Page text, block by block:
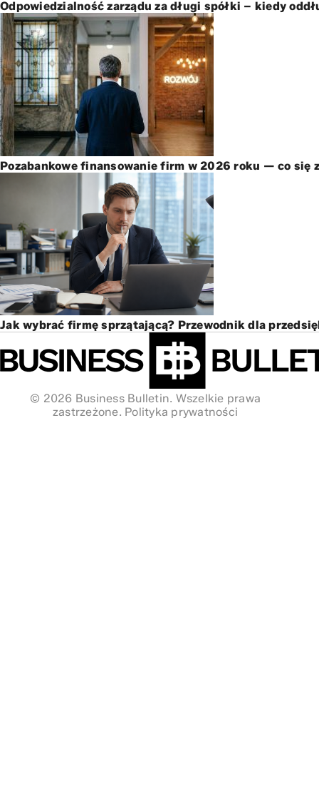
Odpowiedzialność zarządu za długi spółki – kiedy
Pozabankowe finansowanie firm w 2026 roku — co
Jak wybrać firmę sprzątającą? Przewodnik dla
© 2026 Business Bulletin. Wszelkie prawa
zastrzeżone. Polityka prywatności